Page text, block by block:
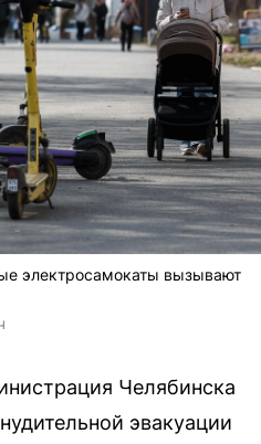
электросамокаты вызывают
Челябинска
эвакуации